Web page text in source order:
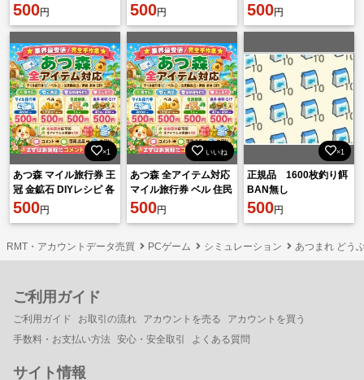
種素材 500円 相談可
500円
勧誘 家具 素材 DIY 即対
500円
石 DIYレシピ 各種素材
500円
×1
あつ森 マイル旅行券 王
冠 金鉱石 DIYレシピ 各
種素材 500円 相談可
500円
いいね
あつ森 全アイテム対応
マイル旅行券 ベル 住民
勧誘 家具 素材 DIY 即対
500円
×1
正規品 1600枚釣り餌
BAN無し
500円
RMT・アカウントデータ売買 PCゲーム シミュレーション あつまれ どう
ご利用ガイド
ご利用ガイド お取引の流れ アカウントを売る
アカウントを買う
手数料・お支払い方法 安心・安全取引 よくある質問
サイト情報